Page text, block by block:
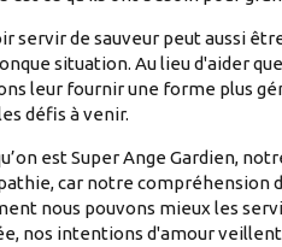
servir de sauveur peut aussi
situation. Au lieu d'aider
leur fournir une forme plus
défis à venir.
est Super Ange Gardien,
car notre compréhension
nous pouvons mieux les
nos intentions d'amour veillent